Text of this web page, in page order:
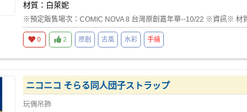
材質：白萊妮
※預定販售場次：COMIC NOVA 8 台灣原創嘉年華--10/22 ※資訊※ 材
0 2 原創 古風 水彩 手繪
ニコニコ そらる同人団子ストラップ
玩偶吊飾